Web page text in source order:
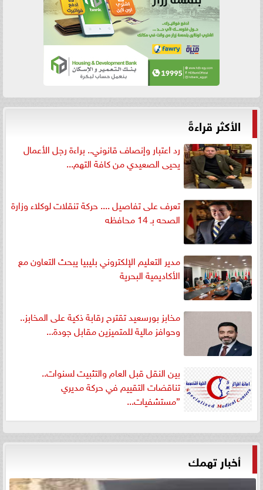
الأكثر قراءةً
رد اعتبار وإنصاف قانوني.. براءة رجل الأعمال
يحيى الصعيدي من كافة التهم...
تعرف على تفاصيل .... حركة تنقلات لوكلاء وزارة
الصحه بـ 14 محافظه
مدير التعليم الإلكتروني بليبيا يبحث التعاون مع
الأكاديمية البحرية
مخابز بورسعيد تقترح رقابة ذكية على المخابز..
وحوافز مالية للمتميزين مقابل جودة...
بين النقل قبل العام والتثبيت لسنوات..
تناقضات التقييم في حركة مديري
”مستشفيات...
أخبار تهمك